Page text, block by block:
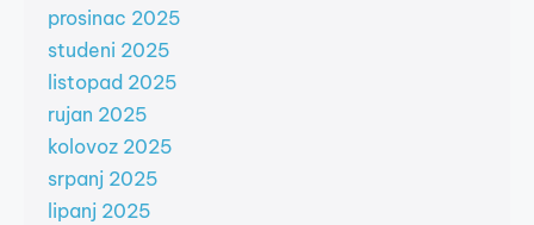
prosinac 2025
studeni 2025
listopad 2025
rujan 2025
kolovoz 2025
srpanj 2025
lipanj 2025